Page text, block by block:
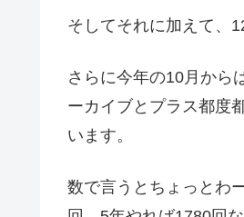
そしてそれに加えて、
さらに今年の10月から
ーカイブとプラス都度
います。
数で言うとちょっとわ